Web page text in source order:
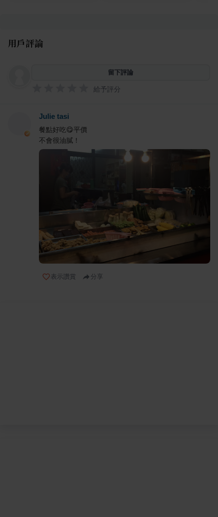
用戶評論
留下評論
給予評分
Julie tasi
餐點好吃😋平價
不會很油膩！
表示讚賞 分享